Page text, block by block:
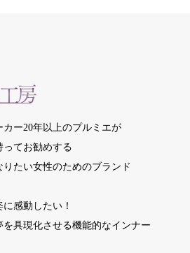
カー20年以上のプルミエが
ってお勧めする
りたい女性のためのブランド
に感動したい！
を具現化させる機能的なインナー